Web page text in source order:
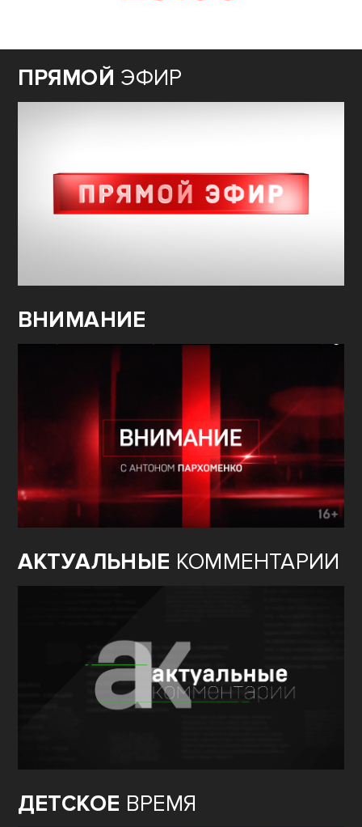
ПРЯМОЙ ЭФИР
ВНИМАНИЕ
АКТУАЛЬНЫЕ КОММЕНТАРИИ
ДЕТСКОЕ ВРЕМЯ